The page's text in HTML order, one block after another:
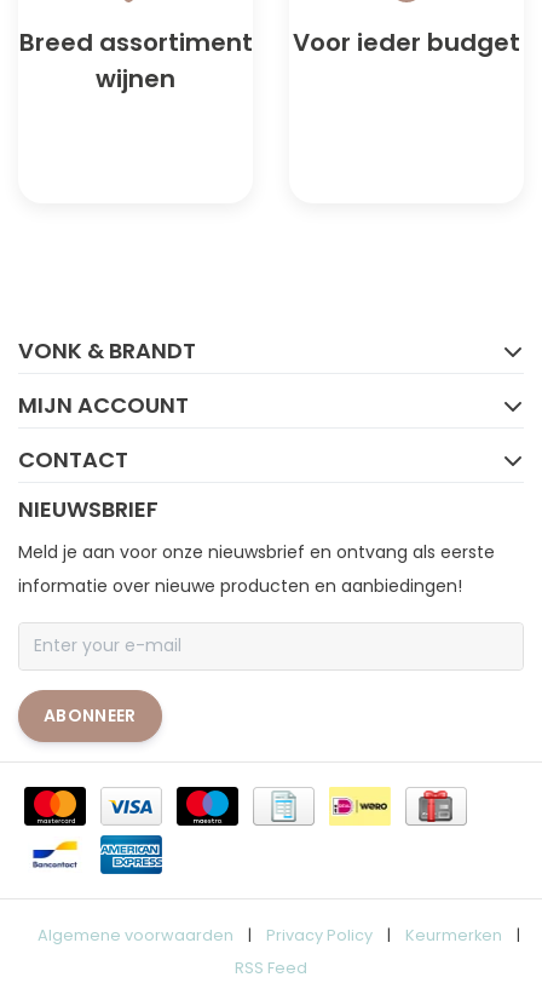
Breed assortiment
wijnen
Voor ieder budget
VONK & BRANDT
MIJN ACCOUNT
CONTACT
NIEUWSBRIEF
Meld je aan voor onze nieuwsbrief en ontvang als eerste
informatie over nieuwe producten en aanbiedingen!
ABONNEER
Algemene voorwaarden | Privacy Policy | Keurmerken
|
RSS Feed